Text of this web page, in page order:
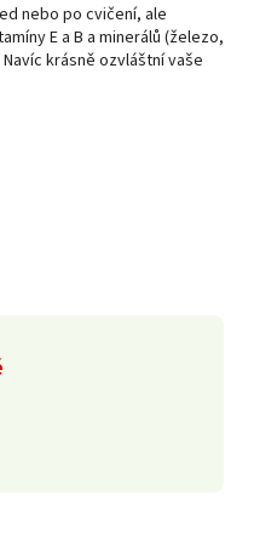
nebo po cvičení, ale
E a B a minerálů (železo,
krásně ozvláštní vaše